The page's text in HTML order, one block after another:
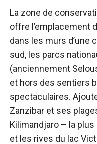
La zone de
offre l’emplacement
dans les murs d’une
sud, les parcs
(anciennement
et hors des sentiers
spectaculaires.
Zanzibar et ses
Kilimandjaro – la plus
et les rives du lac